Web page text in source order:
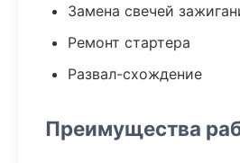
Замена свечей
Ремонт стартера
Развал-схождение
Преимущества